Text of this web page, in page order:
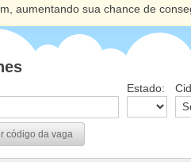
aumentando sua chance de
Estado:
código da vaga